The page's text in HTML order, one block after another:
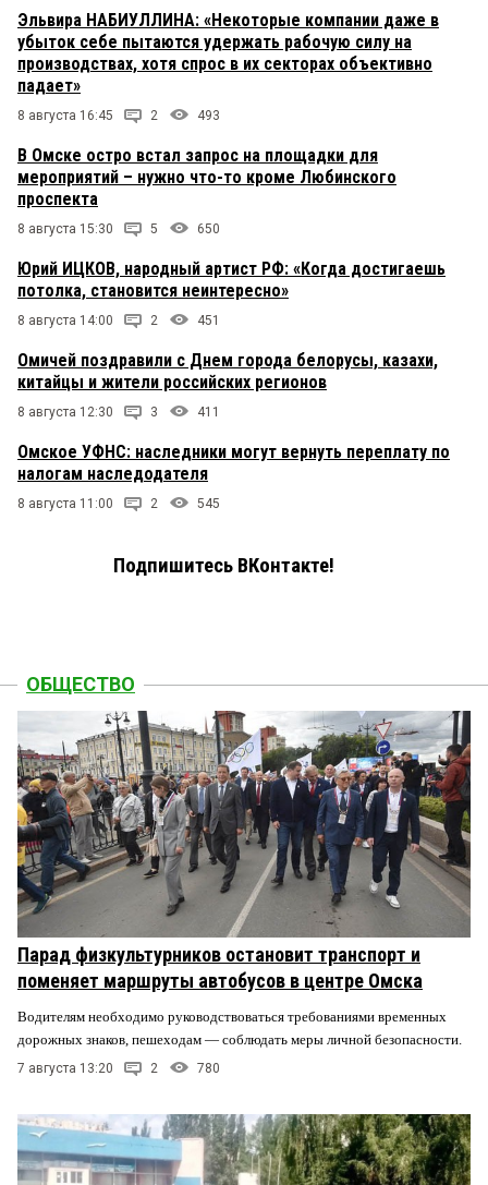
Эльвира НАБИУЛЛИНА: «Некоторые компании даже в
убыток себе пытаются удержать рабочую силу на
производствах, хотя спрос в их секторах объективно
падает»
8 августа 16:45 2 493
В Омске остро встал запрос на площадки для
мероприятий – нужно что-то кроме Любинского
проспекта
8 августа 15:30 5 650
Юрий ИЦКОВ, народный артист РФ: «Когда достигаешь
потолка, становится неинтересно»
8 августа 14:00 2 451
Омичей поздравили с Днем города белорусы, казахи,
китайцы и жители российских регионов
8 августа 12:30 3 411
Омское УФНС: наследники могут вернуть переплату по
налогам наследодателя
8 августа 11:00 2 545
Подпишитесь ВКонтакте!
ОБЩЕСТВО
Парад физкультурников остановит транспорт и
поменяет маршруты автобусов в центре Омска
Водителям необходимо руководствоваться требованиями временных
дорожных знаков, пешеходам — соблюдать меры личной безопасности.
7 августа 13:20 2 780